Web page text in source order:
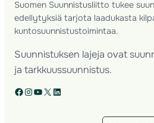
Suomen Suunnistusliitto tukee
edellytyksiä tarjota laadukasta
kuntosuunnistustoimintaa.
Suunnistuksen lajeja ovat
ja tarkkuussuunnistus.
Facebook Instagram YouTube X LinkedIn